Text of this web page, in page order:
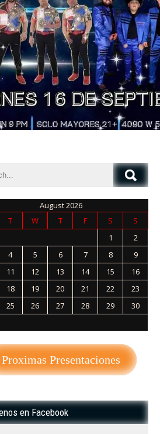
August 2026
T W T F S
S
1
2
4 5 6 7 8
9
11 12 13 14 15
16
18 19 20 21 22
23
25 26 27 28 29
30
Proximas Presentaciones
en Facebook